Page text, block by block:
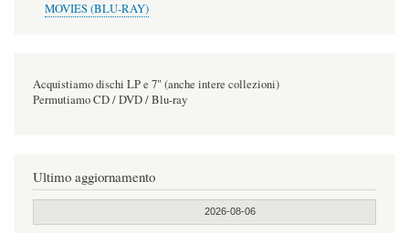
MOVIES (BLU-RAY)
Acquistiamo dischi LP e 7" (anche intere collezioni)
Permutiamo CD / DVD / Blu-ray
Ultimo aggiornamento
2026-08-06